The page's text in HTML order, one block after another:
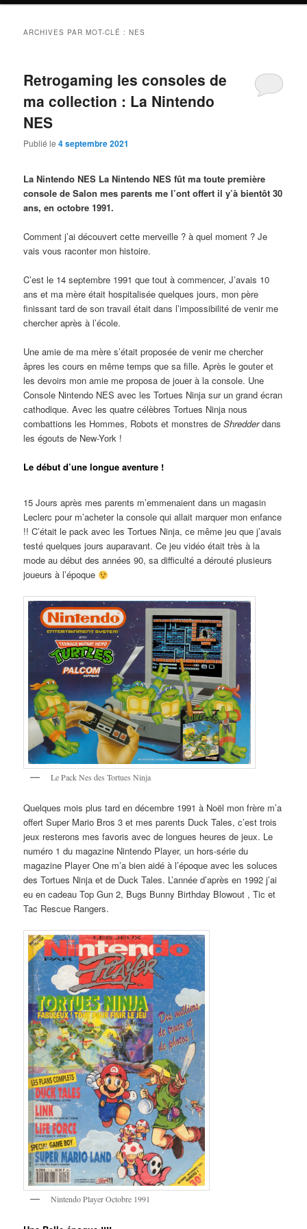
ARCHIVES PAR MOT-CLÉ :NES
Retrogaming les consoles de
ma collection : La Nintendo
NES
Publié le4 septembre 2021
La Nintendo NES La Nintendo NES fût ma toute première
console de Salon mes parents me l’ont offert il y’à bientôt 30
ans, en octobre 1991.
Comment j’ai découvert cette merveille ? à quel moment ? Je
vais vous raconter mon histoire.
C’est le 14 septembre 1991 que tout à commencer, J’avais 10
ans et ma mère était hospitalisée quelques jours, mon père
finissant tard de son travail était dans l’impossibilité de venir me
chercher après à l’école.
Une amie de ma mère s’était proposée de venir me chercher
âpres les cours en même temps que sa fille. Après le gouter et
les devoirs mon amie me proposa de jouer à la console. Une
Console Nintendo NES avec les Tortues Ninja sur un grand écran
cathodique. Avec les quatre célèbres Tortues Ninja nous
combattions les Hommes, Robots et monstres deShredderdans
les égouts de New-York !
Le début d’une longue aventure !
15 Jours après mes parents m’emmenaient dans un magasin
Leclerc pour m’acheter la console qui allait marquer mon enfance
!! C’était le pack avec les Tortues Ninja, ce même jeu que j’avais
testé quelques jours auparavant. Ce jeu vidéo était très à la
mode au début des années 90, sa difficulté a dérouté plusieurs
joueurs à l’époque
Le Pack Nes des Tortues Ninja
Quelques mois plus tard en décembre 1991 à Noël mon frère m’a
offert Super Mario Bros 3 et mes parents Duck Tales, c’est trois
jeux resterons mes favoris avec de longues heures de jeux. Le
numéro 1 du magazine Nintendo Player, un hors-série du
magazine Player One m’a bien aidé à l’époque avec les soluces
des Tortues Ninja et de Duck Tales. L’année d’après en 1992 j’ai
eu en cadeau Top Gun 2, Bugs Bunny Birthday Blowout , Tic et
Tac Rescue Rangers.
Nintendo Player Octobre 1991